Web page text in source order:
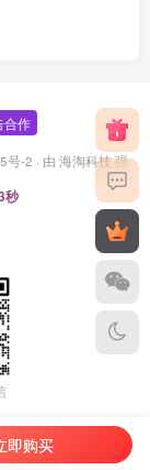
合作
号-2 · 由 海淘科技强
秒
即购买